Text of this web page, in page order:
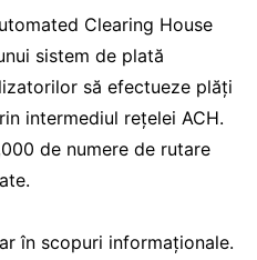
Clearing House
sistem de plată
să efectueze plăți
intermediul rețelei ACH.
de numere de rutare
în scopuri informaționale.